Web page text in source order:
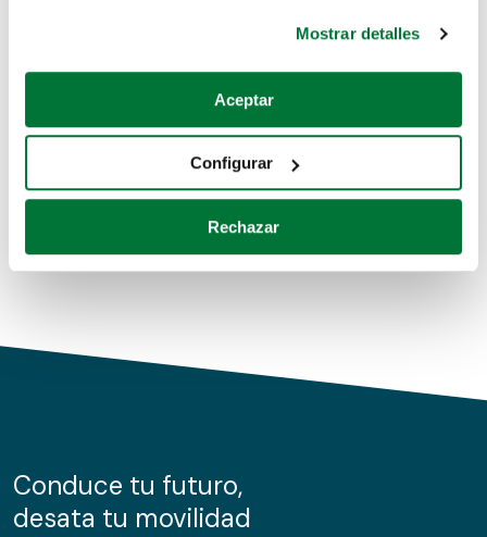
Si lo permite, también quisiéramos:
Recopilar información sobre su ubicación geográfica
Identificar su dispositivo analizándolo activamente
para buscar características específicas (huellas
Obtenga más información sobre cómo se procesan sus
de cookies.
información sobre el uso que haga del sitio web con
nuestros partners de redes sociales, publicidad y análisis
Mostrar detalles
Aceptar
Configurar
Rechazar
Coches de segunda mano
Coches de km0
Conduce tu futuro,
desata tu movilidad